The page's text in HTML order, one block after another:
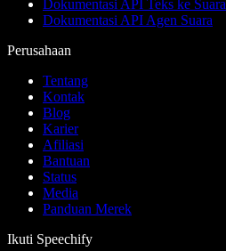
Dokumentasi API Teks ke Suara
Dokumentasi API Agen Suara
Perusahaan
Tentang
Kontak
Blog
Karier
Afiliasi
Bantuan
Status
Media
Panduan Merek
Ikuti Speechify